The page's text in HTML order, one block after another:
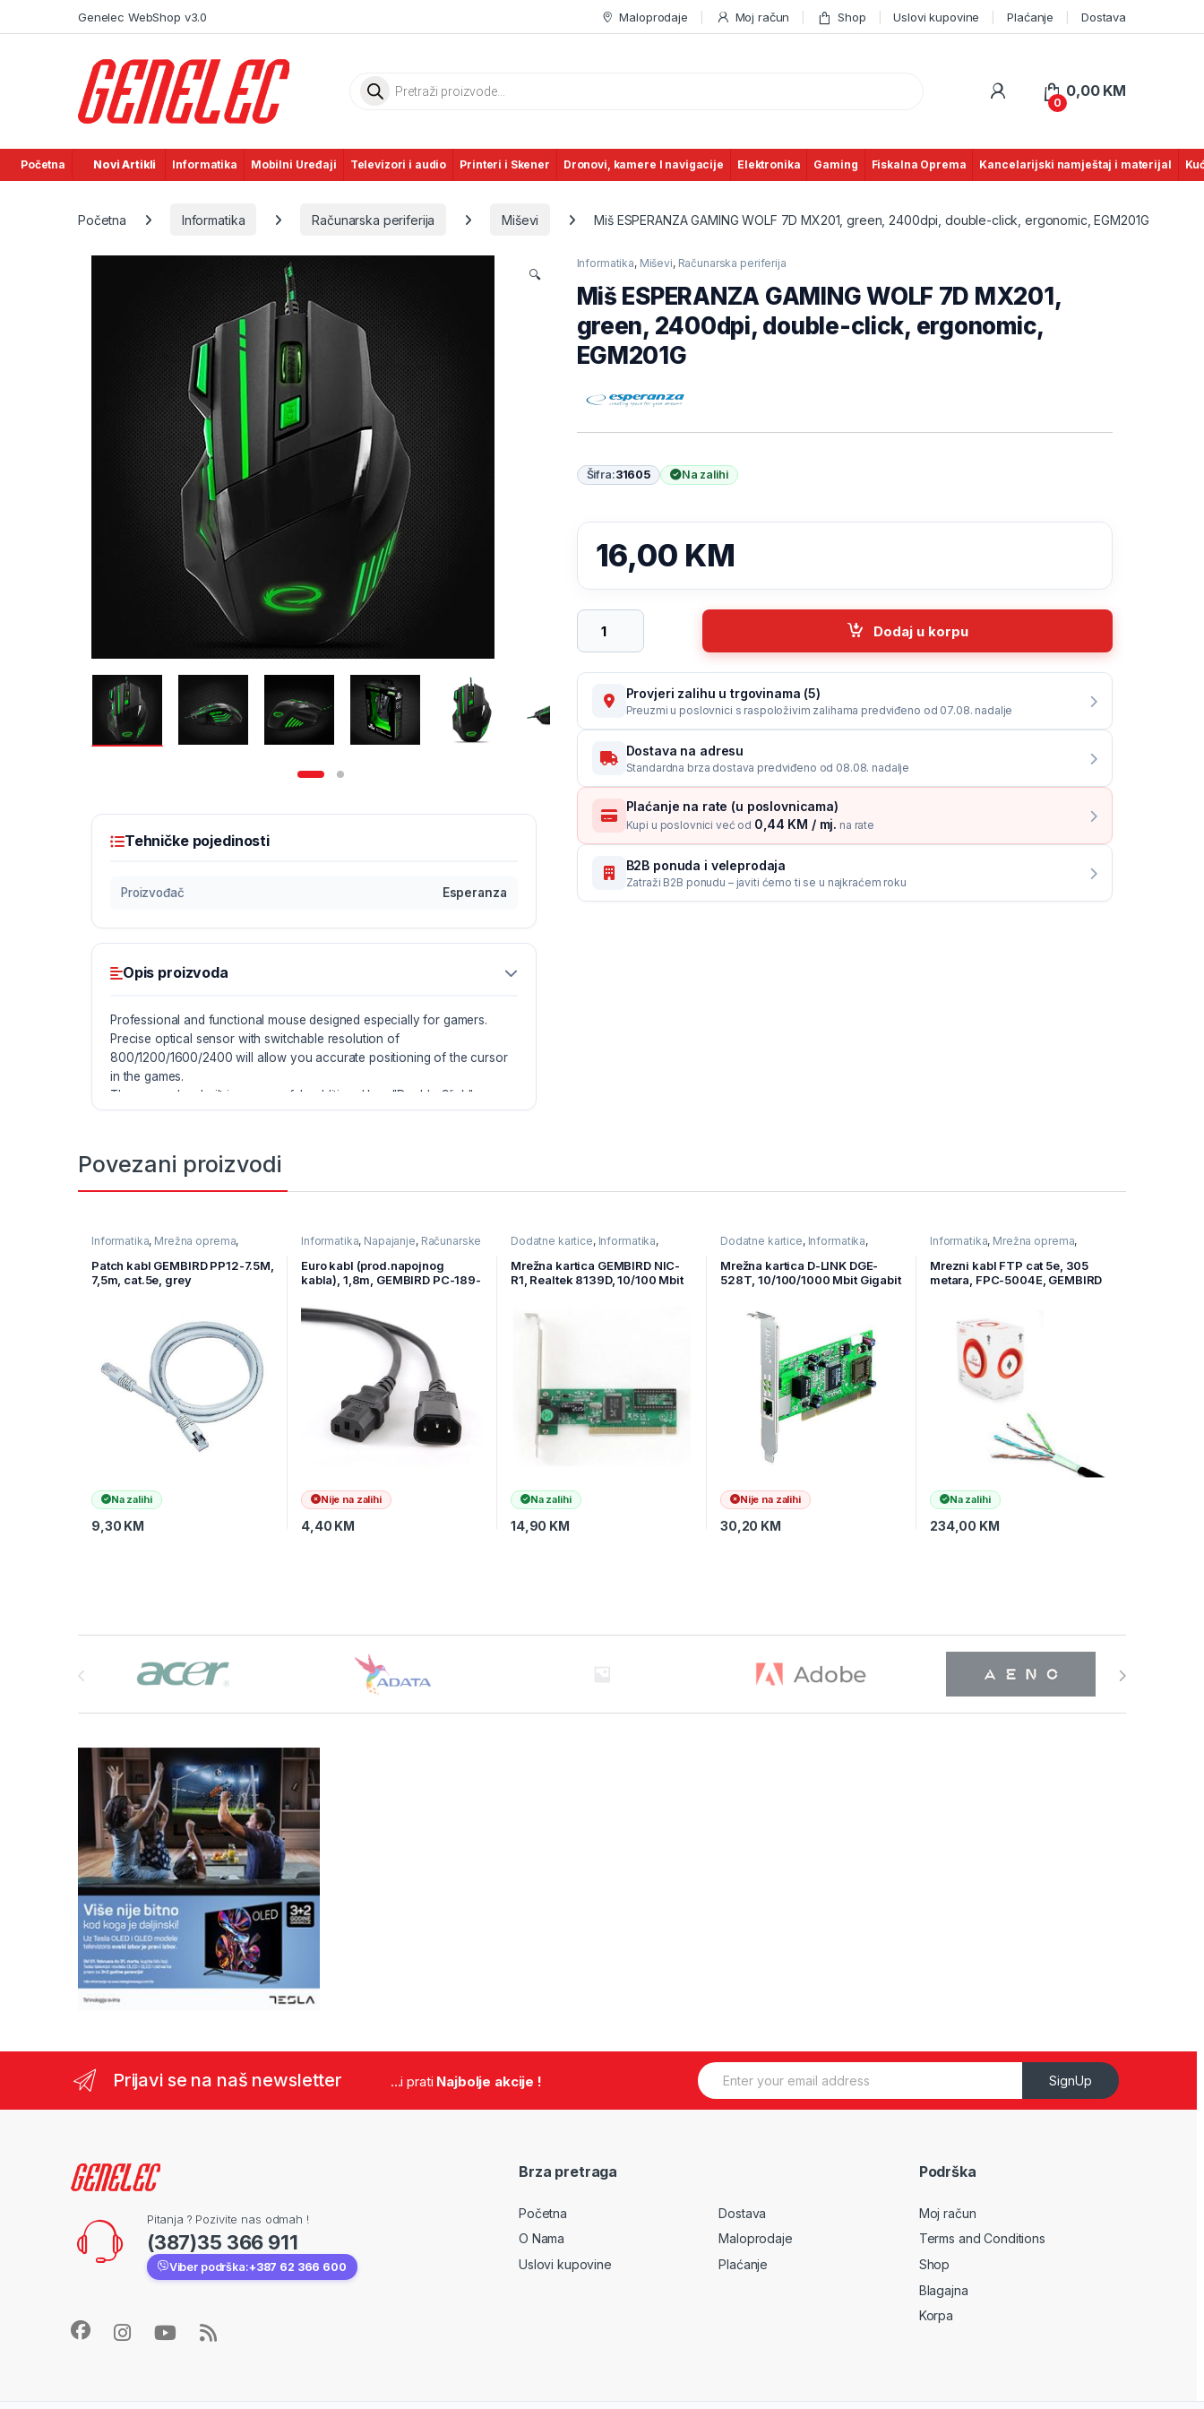
Genelec WebShop v3.0 Maloprodaje Moj račun Shop Uslovi kupovine Plaćanje Dostava
Products search
0
0,00 KM
Početna Novi Artikli Informatika Mobilni Uređaji Televizori i audio Printeri i Skener Dronovi, kamere I navigacije Elektronika Gaming Fiskalna Oprema Kancelarijski namještaj i materijal
Početna Informatika Računarska periferija Miševi Miš ESPERANZA GAMING WOLF 7D MX201, green, 2400dpi, double-click, ergonomic, EGM201G
🔍
Informatika, Miševi, Računarska periferija
Miš ESPERANZA GAMING WOLF 7D MX201,
green, 2400dpi, double-click, ergonomic,
EGM201G
Šifra:31605 Na zalihi
16,00 KM
Miš ESPERANZA GAMING WOLF 7D MX201, green, 2400dpi, double-click, ergonomic, EGM201G
Dodaj u korpu
Provjeri zalihu u trgovinama (5)
Preuzmi u poslovnici s raspoloživim zalihama predviđeno od 07.08. nadalje
Dostava na adresu
Standardna brza dostava predviđeno od 08.08. nadalje
Plaćanje na rate (u poslovnicama)
Kupi u poslovnici već od 0,44 KM / mj. na rate
B2B ponuda i veleprodaja
Zatraži B2B ponudu – javiti ćemo ti se u najkraćem roku
Tehničke pojedinosti
Proizvođač Esperanza
Opis proizvoda
Professional and functional mouse designed especially for gamers.
Precise optical sensor with switchable resolution of
800/1200/1600/2400 will allow you accurate positioning of the cursor
in the games.
The mouse has built in very useful, additional key "Double Click".
Its ergonomic shape and materials used for finishing prevents hand
Special profiling makes that mouse will fit well to you hand. The "Next"
and "Previous" buttons, placed on the side of mouse, will speed up
operating in web browsers and you ill appreciate them in games and
reinforced USB connector.
Surely it will be useful and great tool at playing your favourite game for
long.
Povezani proizvodi
Informatika, Mrežna oprema,
Ostala mrežna oprema
Patch kabl GEMBIRD PP12-7.5M,
7,5m, cat.5e, grey
Na zalihi
9,30 KM
Informatika, Napajanje, Računarske
Euro kabl (prod.napojnog
kabla), 1,8m, GEMBIRD PC-189-
Nije na zalihi
4,40 KM
Dodatne kartice, Informatika,
Mrežna kartica GEMBIRD NIC-
R1, Realtek 8139D, 10/100 Mbit
Na zalihi
14,90 KM
Dodatne kartice, Informatika,
Mrežna kartica D-LINK DGE-
528T, 10/100/1000 Mbit Gigabit
Nije na zalihi
30,20 KM
Informatika, Mrežna oprema,
Ostala mrežna oprema
Mrezni kabl FTP cat 5e, 305
metara, FPC-5004E, GEMBIRD
Na zalihi
234,00 KM
Prijavi se na naš newsletter ...i prati Najbolje akcije !
E
m
SignUp
Pitanja ? Pozivite nas odmah !
(387)35 366 911
Viber podrška:+387 62 366 600
Brza pretraga
Početna
O Nama
Uslovi kupovine
Dostava
Maloprodaje
Plaćanje
Podrška
Moj račun
Terms and Conditions
Shop
Blagajna
Korpa